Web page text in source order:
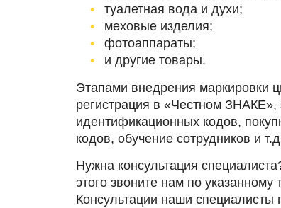
туалетная вода и духи;
меховые изделия;
фотоаппараты;
и другие товары.
Этапами внедрения маркировки
регистрация в «Честном
идентификационных кодов,
кодов, обучение сотрудников и
Нужна консультация
этого звоните нам по
Консультации наши